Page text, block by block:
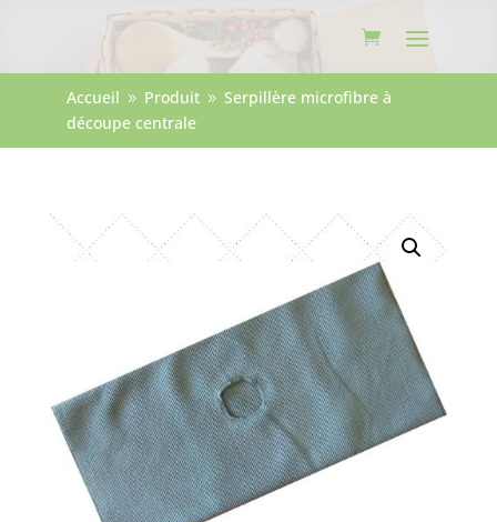
Accueil 9 Produit 9 Serpillère microfibre à
découpe centrale